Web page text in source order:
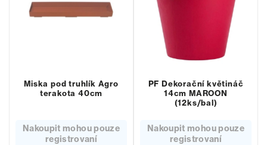
Miska pod truhlík Agro
terakota 40cm
Nakoupit mohou pouze
registrovaní
PF Dekorační květináč
14cm MAROON
(12ks/bal)
Nakoupit mohou pouze
registrovaní